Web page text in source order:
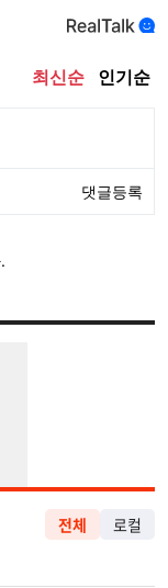
전체 로컬